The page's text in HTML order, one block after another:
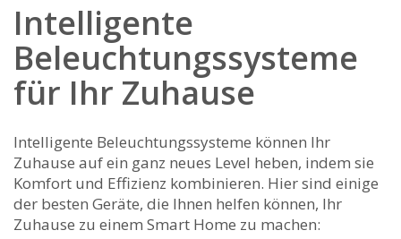
Intelligente
Beleuchtungssysteme
für ‍Ihr Zuhause
Intelligente⁢ Beleuchtungssysteme können Ihr
‍Zuhause auf ein‌ ganz⁤ neues Level heben,⁤ indem sie‍
Komfort‌ und Effizienz‌ kombinieren. Hier sind ​einige
der besten⁣ Geräte,⁢ die Ihnen⁣ helfen können, Ihr
Zuhause⁤ zu ⁣einem Smart Home zu ‍machen: